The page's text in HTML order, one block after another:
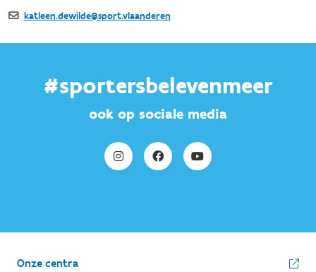
#sportersbelevenmeer
ook op sociale media
Onze centra